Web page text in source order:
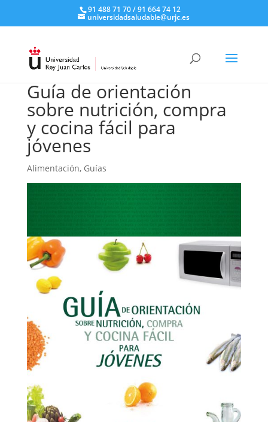
91 488 71 70 / 91 664 74 12
universidadsaludable@urjc.es
Guía de orientación
sobre nutrición, compra
y cocina fácil para
jóvenes
Alimentación, Guías